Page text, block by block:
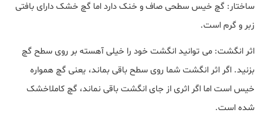
ساختار: گچ خیس سطحی صاف و خنک دارد اما گچ خشک دارای بافتی
زبر و گرم است.
اثر انگشت: می توانید انگشت خود را خیلی آهسته بر روی سطح گچ
بزنید. اگر اثر انگشت شما روی سطح باقی بماند، یعنی گچ همواره
خیس است اما اگر اثری از جای انگشت باقی نماند، گچ کاملاخشک
شده است.